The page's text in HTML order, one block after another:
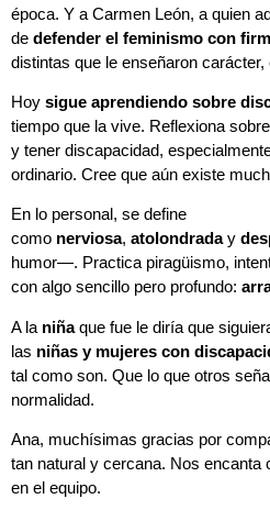
época. Y a Carmen León, a quien
de defender el feminismo con
distintas que le enseñaron
Hoy sigue aprendiendo sobre
tiempo que la vive. Reflexiona
y tener discapacidad,
ordinario. Cree que aún existe
En lo personal, se define
como nerviosa, atolondraday
humor—. Practica piragüismo,
con algo sencillo pero profundo:
A la niñaque fue le diría que
las niñas y mujeres con
tal como son. Que lo que otros
normalidad.
Ana, muchísimas gracias por
tan natural y cercana. Nos encanta
en el equipo.